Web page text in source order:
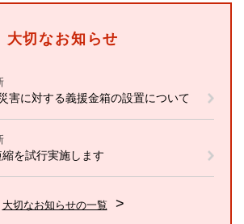
大切なお知らせ
害に対する義援金箱の設置について
を試行実施します
大切なお知らせの一覧